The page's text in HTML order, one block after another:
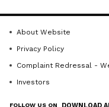
About Website
Privacy Policy
Complaint Redressal -
Investors
FOLLOW US ON